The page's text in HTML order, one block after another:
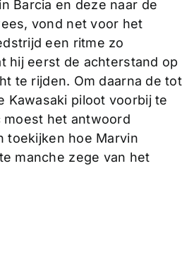
Barcia en deze naar de
vond net voor het
een ritme zo
hij eerst de achterstand op
te rijden. Om daarna de tot
Kawasaki piloot voorbij te
moest het antwoord
toekijken hoe Marvin
manche zege van het